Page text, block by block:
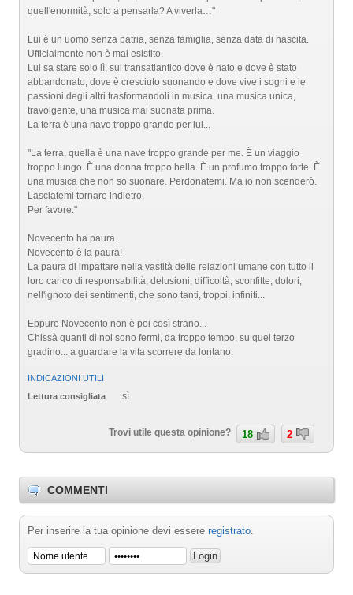
quell'enormità, solo a pensarla? A viverla…"
Lui è un uomo senza patria, senza famiglia, senza data di nascita.
Ufficialmente non è mai esistito.
Lui sa stare solo lì, sul transatlantico dove è nato e dove è stato
abbandonato, dove è cresciuto suonando e dove vive i sogni e le
passioni degli altri trasformandoli in musica, una musica unica,
travolgente, una musica mai suonata prima.
La terra è una nave troppo grande per lui...
"La terra, quella è una nave troppo grande per me. È un viaggio
troppo lungo. È una donna troppo bella. È un profumo troppo forte. È
una musica che non so suonare. Perdonatemi. Ma io non scenderò.
Lasciatemi tornare indietro.
Per favore."
Novecento ha paura.
Novecento è la paura!
La paura di impattare nella vastità delle relazioni umane con tutto il
loro carico di responsabilità, delusioni, difficoltà, sconfitte, dolori,
nell'ignoto dei sentimenti, che sono tanti, troppi, infiniti...
Eppure Novecento non è poi così strano...
Chissà quanti di noi sono fermi, da troppo tempo, su quel terzo
gradino... a guardare la vita scorrere da lontano.
INDICAZIONI UTILI
Lettura consigliata
sì
Trovi utile questa opinione? 18 2
COMMENTI
Per inserire la tua opinione devi essere registrato.